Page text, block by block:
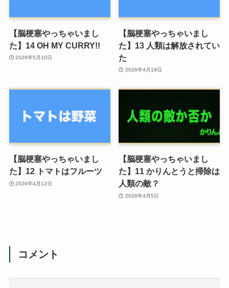
【脳梗塞やっちゃいまし
た】14 OH MY CURRY!!
2026年5月10日
【脳梗塞やっちゃいまし
た】13 人類は解放されてい
た
2026年4月19日
【脳梗塞やっちゃいまし
た】12 トマトはフルーツ
2026年4月12日
【脳梗塞やっちゃいまし
た】11 かりんとうと掃除は
人類の敵？
2026年4月5日
コメント